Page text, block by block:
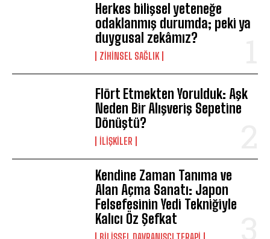
Herkes bilişsel yeteneğe
odaklanmış durumda; peki ya
duygusal zekâmız?
ZIHINSEL SAĞLIK
Flört Etmekten Yorulduk: Aşk
Neden Bir Alışveriş Sepetine
Dönüştü?
İLIŞKILER
Kendine Zaman Tanıma ve
Alan Açma Sanatı: Japon
Felsefesinin Yedi Tekniğiyle
Kalıcı Öz Şefkat